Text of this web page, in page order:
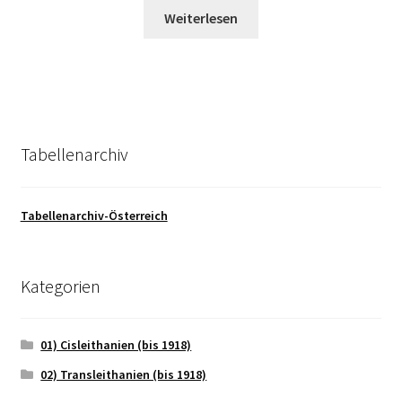
Weiterlesen
Tabellenarchiv
Tabellenarchiv-Österreich
Kategorien
01) Cisleithanien (bis 1918)
02) Transleithanien (bis 1918)